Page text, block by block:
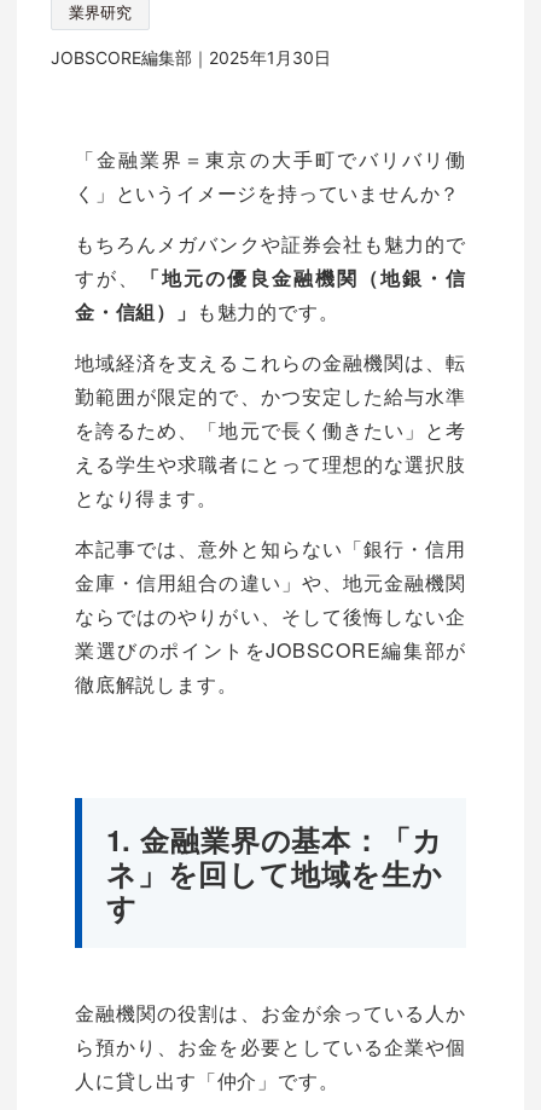
業界研究
JOBSCORE編集部｜ 2025年1月30日
「金融業界＝東京の大手町でバリバリ働
く」というイメージを持っていませんか？
もちろんメガバンクや証券会社も魅力的で
すが、
「地元の優良金融機関（地銀・信
金・信組）」
も魅力的です。
地域経済を支えるこれらの金融機関は、転
勤範囲が限定的で、かつ安定した給与水準
を誇るため、「地元で長く働きたい」と考
える学生や求職者にとって理想的な選択肢
となり得ます。
本記事では、意外と知らない「銀行・信用
金庫・信用組合の違い」や、地元金融機関
ならではのやりがい、そして後悔しない企
業選びのポイントをJOBSCORE編集部が
徹底解説します。
1. 金融業界の基本：「カ
ネ」を回して地域を生か
す
金融機関の役割は、お金が余っている人か
ら預かり、お金を必要としている企業や個
人に貸し出す「仲介」です。